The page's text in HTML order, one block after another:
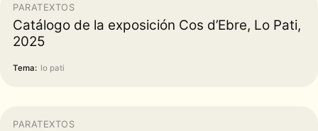
PARATEXTOS
Catálogo de la exposición Cos d’Ebre, Lo Pati,
2025
Tema: lo pati
PARATEXTOS